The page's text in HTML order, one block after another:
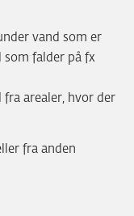
vand som er
falder på fx
arealer, hvor der
fra anden